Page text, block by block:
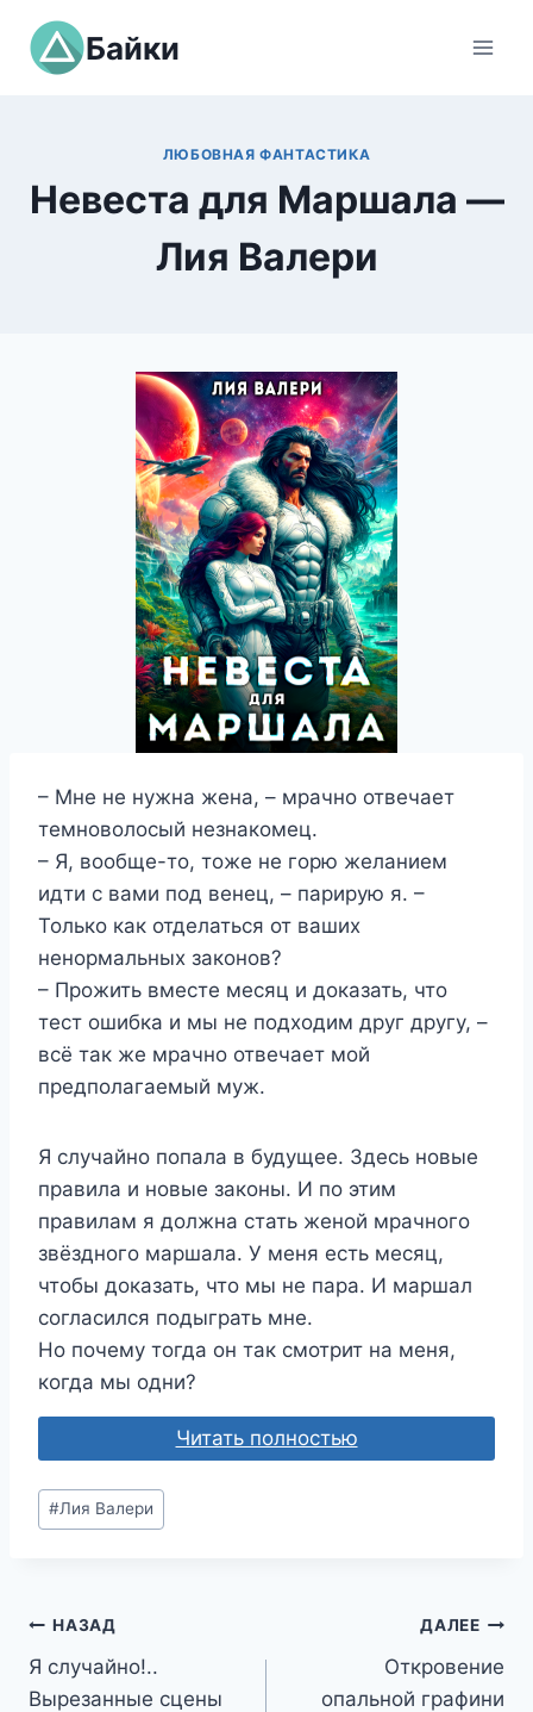
Перейти
содержимому
Байки
ЛЮБОВНАЯ ФАНТАСТИКА
Невеста для Маршала —
Лия Валери
– Мне не нужна жена, – мрачно отвечает
темноволосый незнакомец.
– Я, вообще-то, тоже не горю желанием
идти с вами под венец, – парирую я. –
Только как отделаться от ваших
ненормальных законов?
– Прожить вместе месяц и доказать, что
тест ошибка и мы не подходим друг другу, –
всё так же мрачно отвечает мой
предполагаемый муж.
Я случайно попала в будущее. Здесь новые
правила и новые законы. И по этим
правилам я должна стать женой мрачного
звёздного маршала. У меня есть месяц,
чтобы доказать, что мы не пара. И маршал
согласился подыграть мне.
Но почему тогда он так смотрит на меня,
когда мы одни?
Читать полностью
Метки
записи:
#Лия Валери
Навигация
по
НАЗАД
Я случайно!..
Вырезанные сцены
ДАЛЕЕ
Откровение
опальной графини